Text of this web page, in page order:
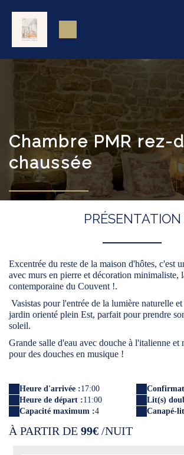
Chambre PMR rez-
chaussée
PRÉSENTATION
Excentrée du reste de la maison d'hôtes, c'est
avec murs en pierre et décoration minimaliste,
contemporaine du Couvent !.
Vasistas pour l'entrée de la lumière naturelle
jardin orienté plein Est, parfait pour prendre
soleil.
Grande salle d'eau avec douche à l'italienne et
pour des douches en musique !
Heure d'arrivée :17:00
Heure de départ :11:00
Capacité maximum :4
Lit(s)
Canapé-
À PARTIR DE 99€ /NUIT